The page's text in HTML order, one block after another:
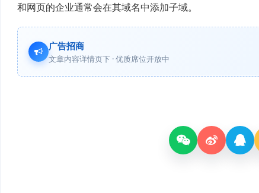
和网页的企业通常会在其域名中添加子域。
广告招商
文章内容详情页下 · 优质席位开放中